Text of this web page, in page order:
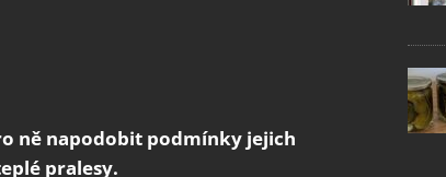
ně napodobit podmínky jejich
pralesy.